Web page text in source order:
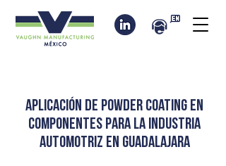
Aplicación de powder coating en
componentes para la industria
automotriz en Guadalajara